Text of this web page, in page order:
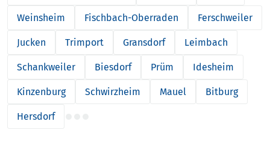
Weinsheim Fischbach-Oberraden Ferschweiler
Jucken Trimport Gransdorf Leimbach
Schankweiler Biesdorf Prüm Idesheim
Kinzenburg Schwirzheim Mauel Bitburg
Hersdorf